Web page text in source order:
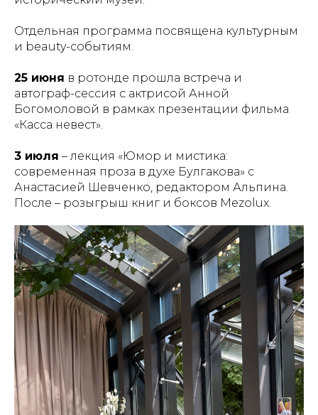
Отдельная программа посвящена культурным
и beauty-событиям.
25 июня в ротонде прошла встреча и
автограф-сессия с актрисой Анной
Богомоловой в рамках презентации фильма
«Касса невест».
3 июля – лекция «Юмор и мистика:
современная проза в духе Булгакова» с
Анастасией Шевченко, редактором Альпина.
После – розыгрыш книг и боксов Mezolux.